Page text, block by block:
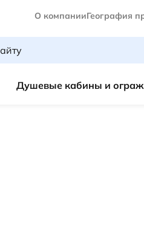
О компанииГеография
Душевые кабины и